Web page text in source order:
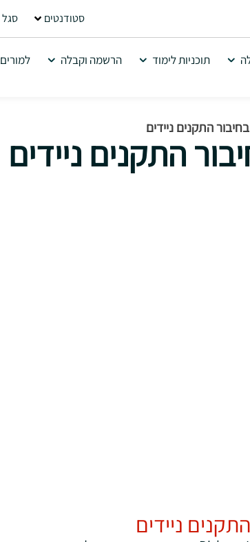
סטודנטים סגל
תוכניות לימוד הרשמה וקבלה למורים
התקנים ניידים
התקנים ניידים
ניידים